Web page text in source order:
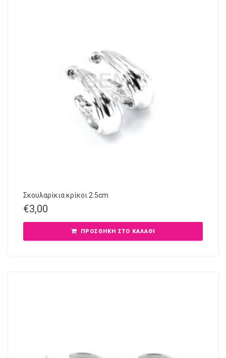
Σκουλαρίκια κρίκοι 2.5cm
€3,00
ΠΡΟΣΘΉΚΗ ΣΤΟ ΚΑΛΆΘΙ